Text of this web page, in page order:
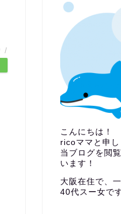
/
こんにちは！
ricoママと申し
当ブログを閲
います！
大阪在住で、
40代スー女で